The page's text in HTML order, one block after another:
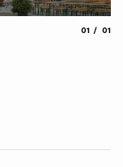
01 01